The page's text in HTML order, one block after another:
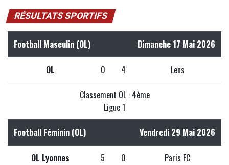
RÉSULTATS SPORTIFS
Football Masculin (OL) Dimanche 17 Mai 2026
OL 0 4 Lens
Classement OL : 4ème
Ligue 1
Football Féminin (OL) Vendredi 29 Mai 2026
OL Lyonnes 5 0 Paris FC